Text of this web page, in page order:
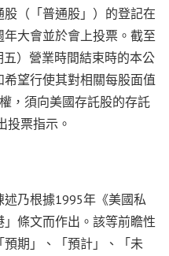
（「普通股」）的登記在
大會並於會上投票。截至
）營業時間結束時的本公
望行使其對相關每股面值
，須向美國存託股的存託
投票指示。
乃根據1995年《美國私
條文而作出。該等前瞻性
期」、「預計」、「未